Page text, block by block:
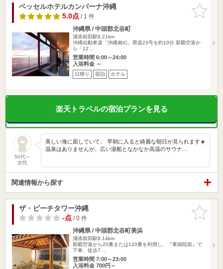
お気に入
りに追加
ベッセルホテルカンパーナ沖縄
5.0点/ 1 件
沖縄県 / 中頭郡北谷町
浦添前田駅8.21km
沖縄自動車道「沖縄南IC」県道23号を約10分 那覇空港か
ら「12…
営業時間 6:00～24:00
入浴料金 ～
日帰り 宿泊 ホテル
楽天トラベルの宿泊プランを見る
50代～
女性
美しい海に面していて、 早朝に入ると綺麗な朝日が見られます☀️
温泉はありませんが、広い湯船となかなか高温のサウナ…
関連情報から探す
お気に入
りに追加
ザ・ビーチタワー沖縄
-点/ 0 件
沖縄県 / 中頭郡北谷町美浜
浦添前田駅8.14km
那覇空港から20番または120番を利用し、『軍病院前』で
下車、徒歩7…
営業時間 7:00～23:00
入浴料金 700円～